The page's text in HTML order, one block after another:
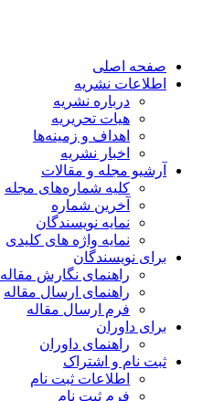
صفحه اصلی
اطلاعات نشریه
درباره نشریه
هیات تحریریه
اهداف و زمینه‌ها
اخبار نشریه
آرشیو مجله و مقالات
کلیه شماره‌های مجله
آخرین شماره
نمایه نویسندگان
نمایه واژه های کلیدی
برای نویسندگان
راهنمای نگارش مقاله
راهنمای ارسال مقاله
فرم ارسال مقاله
برای داوران
راهنمای داوران
ثبت نام و اشتراک
اطلاعات ثبت نام
فرم ثبت نام